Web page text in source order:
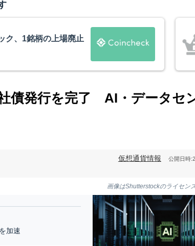
ー法案、上院採決が9
報道
債発行を完了 AI・データセ
仮想通貨情報 公開日時:
画像はShutterstockのライセン
加速